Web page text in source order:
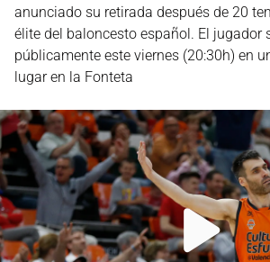
anunciado su retirada después de 20
élite del baloncesto español. El jugador
públicamente este viernes (20:30h) en
lugar en la Fonteta